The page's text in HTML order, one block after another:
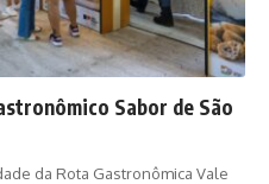
Sabor de São
da Rota Gastronômica Vale